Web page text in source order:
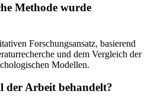
Methode wurde
Forschungsansatz, basierend
und dem Vergleich der
Modellen.
der Arbeit behandelt?